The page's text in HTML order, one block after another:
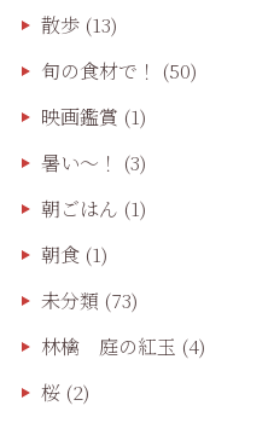
散歩(13)
旬の食材で！ (50)
映画鑑賞 (1)
暑い～！ (3)
朝ごはん (1)
朝食(1)
未分類 (73)
林檎 庭の紅玉 (4)
桜(2)